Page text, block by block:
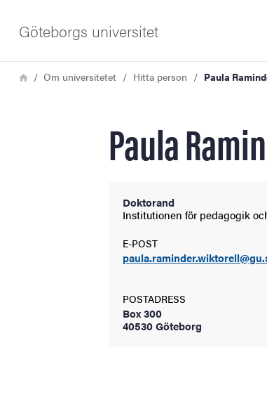
för Studera
för Forskning
för Forskarutbildning
för Samverkan och innovation
för Om universitetet
för Kontakt
för Jobba hos oss
för Organisation
för Vision och värderingar
Göteborgs universitet
HemOm universitetet Hitta person Paula
Paula
Doktorand
Institutionen för pedagogik
E-POST
POSTADRESS
Box 300
40530 Göteborg